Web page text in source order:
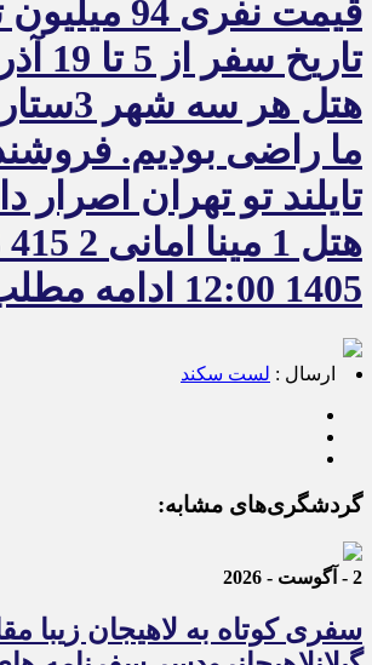
قیمت نفری 94
هتل هر
ما راضی بودیم.
تایلند تو تهران
1405 12:00 ادامه مطلب
ارسال : لست سکند
گردشگری‌های مشابه:
2 - آگوست - 2026
سفری کوتاه به لاهیجان زیبا